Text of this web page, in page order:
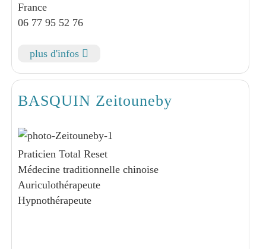
France
06 77 95 52 76
plus d'infos
BASQUIN Zeitouneby
Praticien Total Reset
Médecine traditionnelle chinoise
Auriculothérapeute
Hypnothérapeute